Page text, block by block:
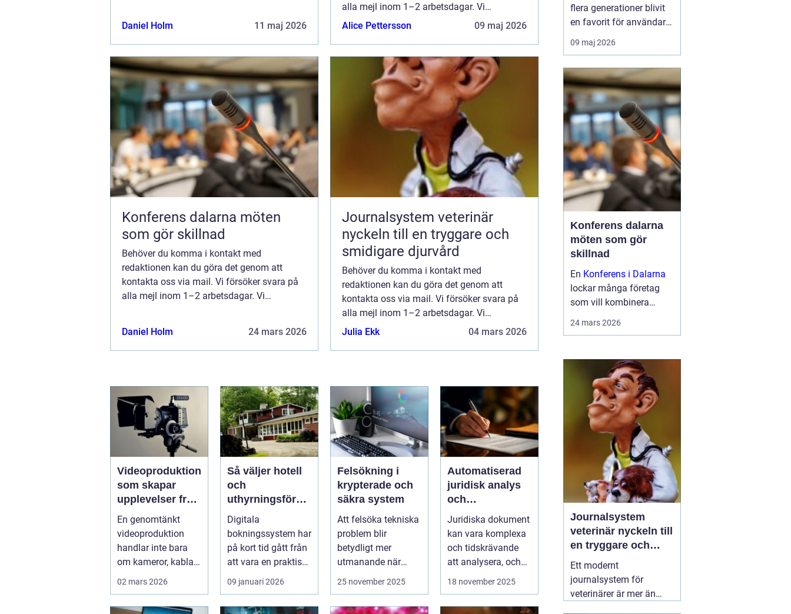
Daniel Holm 11 maj 2026
alla mejl inom 1–2 arbetsdagar. Vi
välkomnar kritik, beröm och allmänna
Alice Pettersson 09 maj 2026
Konferens dalarna möten
som gör skillnad
Behöver du komma i kontakt med
redaktionen kan du göra det genom att
kontakta oss via mail. Vi försöker svara på
alla mejl inom 1–2 arbetsdagar. Vi
Daniel Holm 24 mars 2026
Journalsystem veterinär
nyckeln till en tryggare och
smidigare djurvård
Behöver du komma i kontakt med
redaktionen kan du göra det genom att
kontakta oss via mail. Vi försöker svara på
alla mejl inom 1–2 arbetsdagar. Vi
välkomnar kritik, beröm och allmänna
Julia Ekk 04 mars 2026
Videoproduktion
som skapar
upplevelser från
idé till färdig
sändning
En genomtänkt
videoproduktion
handlar inte bara
om kameror, kablar
02 mars 2026
Så väljer hotell
och
uthyrningsföreta
g rätt
bokningssystem
Digitala
bokningssystem har
på kort tid gått från
att vara en praktisk
detalj till...
09 januari 2026
Felsökning i
krypterade och
säkra system
Att felsöka tekniska
problem blir
betydligt mer
utmanande när
system är
25 november 2025
Automatiserad
juridisk analys
och
kontraktsgransk
ning
Juridiska dokument
kan vara komplexa
och tidskrävande
att analysera, och
felaktigheter eller
18 november 2025
flera generationer blivit
en favorit för användare
som vill kombinera
smidig rörlighet med
Modellen är känd för sin
låga vikt, tysta drift och
långa batte...
09 maj 2026
Konferens dalarna
möten som gör
skillnad
En Konferens i Dalarna
lockar många företag
som vill kombinera
stilla sjöar, skogar och
byar med starka
traditioner. Samtid...
24 mars 2026
Journalsystem
veterinär nyckeln till
en tryggare och
smidigare djurvård
Ett modernt
journalsystem för
veterinärer är mer än